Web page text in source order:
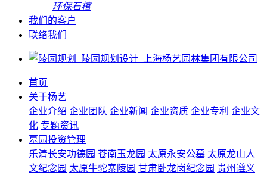
环保石棺
我们的客户
联络我们
首页
关于杨艺
企业介绍 企业团队 企业新闻 企业资质 企业专利 企业文
化 专题资讯
墓园投资管理
乐清长安功德园 苍南玉龙园 太原永安公墓 太原龙山人
文纪念园 太原牛驼寨陵园 甘肃卧龙岗纪念园 贵州遵义